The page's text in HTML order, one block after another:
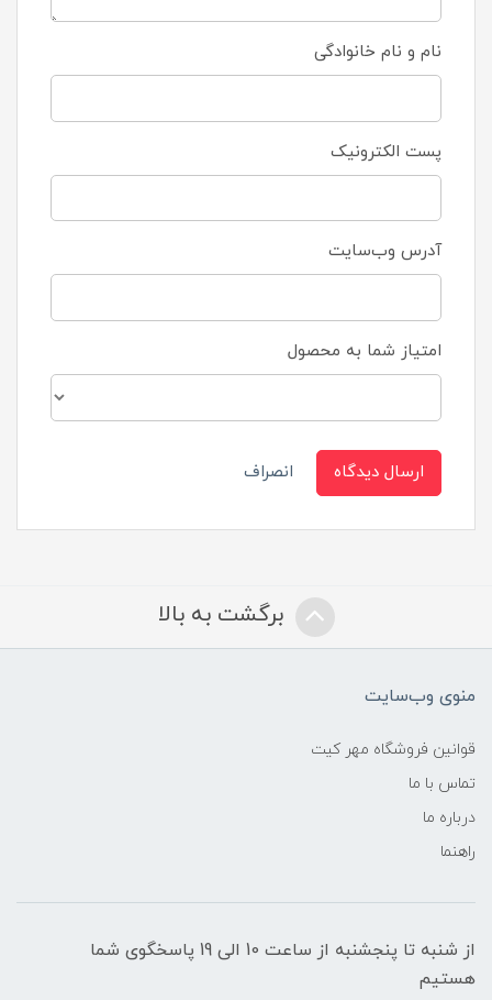
نام و نام خانوادگی
پست الکترونیک
آدرس وب‌سایت
امتیاز شما به محصول
ارسال دیدگاه انصراف
برگشت به بالا
منوی وب‌سایت
قوانین فروشگاه مهر کیت
تماس با ما
درباره ما
راهنما
از شنبه تا پنجشنبه از ساعت 10 الی 19 پاسخگوی شما
هستیم